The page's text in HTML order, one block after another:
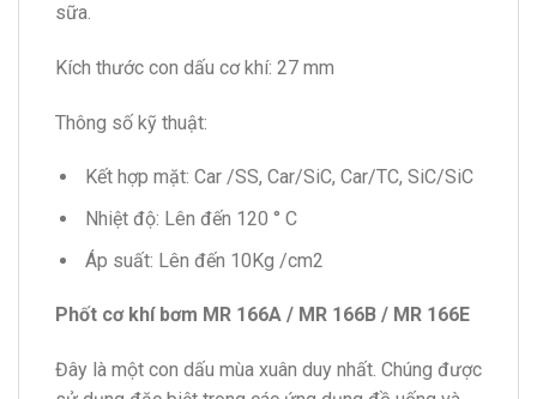
sữa.
Kích thước con dấu cơ khí: 27 mm
Thông số kỹ thuật:
Kết hợp mặt: Car /SS, Car/SiC, Car/TC, SiC/SiC
Nhiệt độ: Lên đến 120 ° C
Áp suất: Lên đến 10Kg /cm2
Phốt cơ khí bơm MR 166A / MR 166B / MR 166E
Đây là một con dấu mùa xuân duy nhất. Chúng được